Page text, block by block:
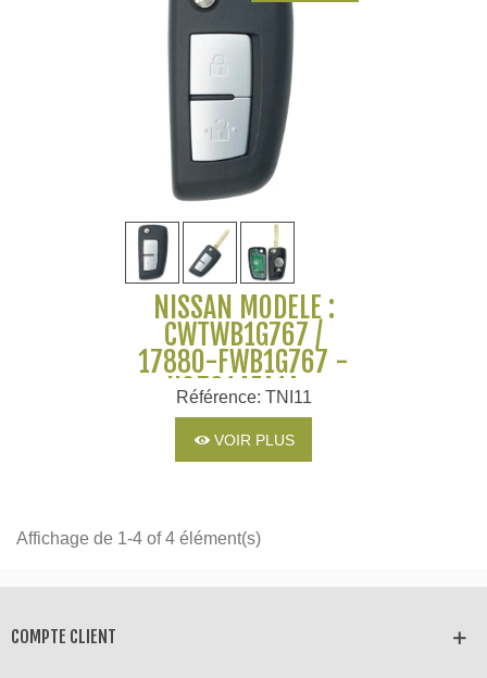
NISSAN MODÈLE :
CWTWB1G767 /
17880-FWB1G767 -
H05614EA1A -
PCF7961M ID4A
Référence: TNI11
VOIR PLUS
Affichage de 1-4 of 4 élément(s)
COMPTE CLIENT